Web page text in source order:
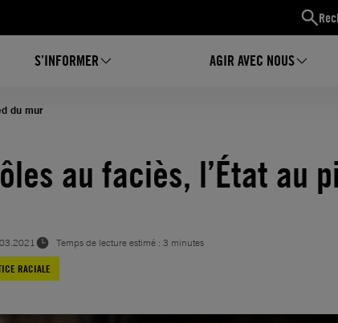
S’INFORMER AGIR AVEC NOUS
du mur
au faciès, l’État au
Temps de lecture estimé : 3 minutes
RACIALE